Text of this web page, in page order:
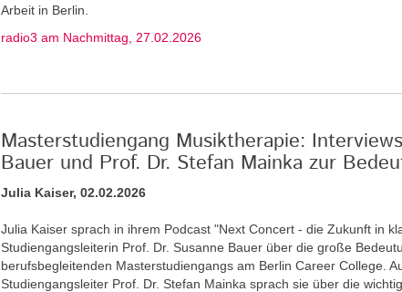
Arbeit in Berlin.
radio3 am Nachmittag, 27.02.2026
Masterstudiengang Musiktherapie:
Bauer und Prof. Dr. Stefan Mainka zur
Julia Kaiser, 02.02.2026
Julia Kaiser sprach in ihrem Podcast "Next Concert - die Zukunft in
Studiengangsleiterin Prof. Dr. Susanne Bauer über die große
berufsbegleitenden Masterstudiengangs am Berlin Career College.
Studiengangsleiter Prof. Dr. Stefan Mainka sprach sie über die